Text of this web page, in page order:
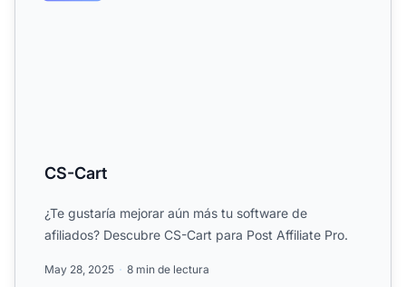
CS-Cart
¿Te gustaría mejorar aún más tu software de
afiliados? Descubre CS-Cart para Post Affiliate Pro.
May 28, 2025 8 min de lectura